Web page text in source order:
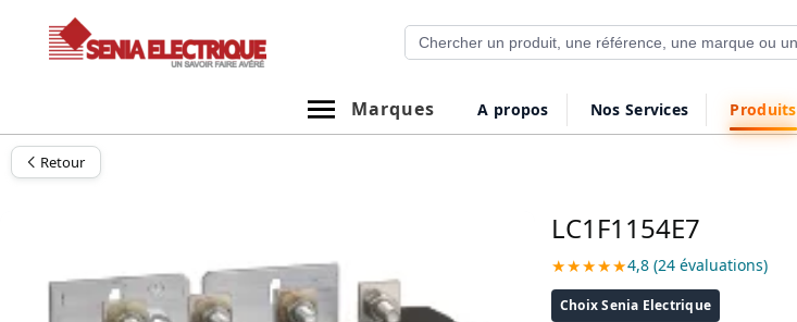
Recherche de produits
Marques
A propos Nos Services Produits
Retour
LC1F1154E7
★★★★★4,8 (24 évaluations)
Choix Senia Electrique